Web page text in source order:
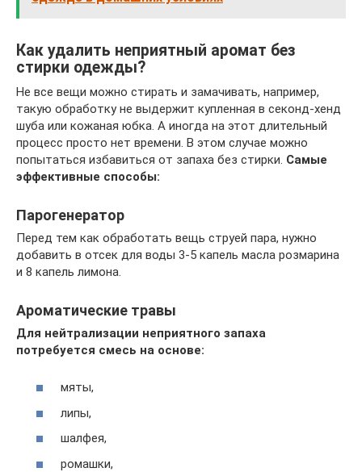
Как удалить неприятный аромат без
стирки одежды?
Не все вещи можно стирать и замачивать, например,
такую обработку не выдержит купленная в секонд-хенд
шуба или кожаная юбка. А иногда на этот длительный
процесс просто нет времени. В этом случае можно
попытаться избавиться от запаха без стирки. Самые
эффективные способы:
Парогенератор
Перед тем как обработать вещь струей пара, нужно
добавить в отсек для воды 3-5 капель масла розмарина
и 8 капель лимона.
Ароматические травы
Для нейтрализации неприятного запаха
потребуется смесь на основе:
мяты,
липы,
шалфея,
ромашки,